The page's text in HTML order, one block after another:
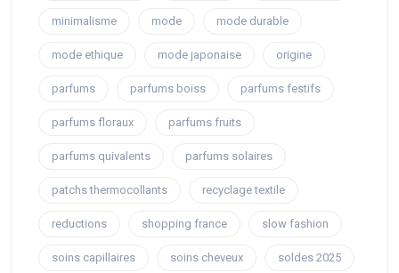
minimalisme mode mode durable
mode ethique mode japonaise origine
parfums parfums boiss parfums festifs
parfums floraux parfums fruits
parfums quivalents parfums solaires
patchs thermocollants recyclage textile
reductions shopping france slow fashion
soins capillaires soins cheveux soldes 2025